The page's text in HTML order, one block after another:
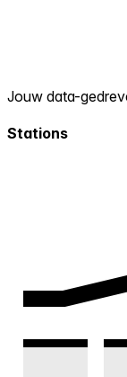
Jouw data-
Stations